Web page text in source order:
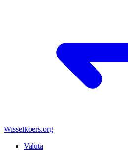
Wisselkoers.org
Valuta